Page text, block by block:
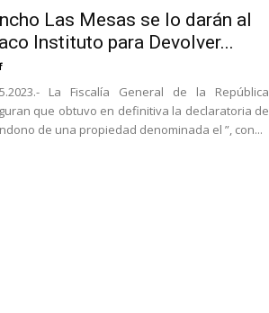
Las Mesas se lo darán al
Instituto para Devolver...
La Fiscalía General de la República
que obtuvo en definitiva la declaratoria de
de una propiedad denominada el ”, con...